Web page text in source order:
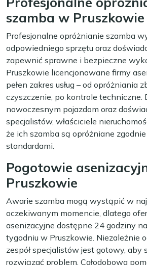
szamba w Pruszkowie
Profesjonalne opróżnianie szamba
odpowiedniego sprzętu oraz
zapewnić sprawne i bezpieczne
Pruszkowie licencjonowane firmy
pełen zakres usług – od opróżniania
czyszczenie, po kontrole techniczne.
nowoczesnym pojazdom oraz
specjalistów, właściciele
że ich szamba są opróżniane
standardami.
Pogotowie
Pruszkowie
Awarie szamba mogą wystąpić w
oczekiwanym momencie, dlatego
asenizacyjne dostępne 24 godziny
tygodniu w Pruszkowie. Niezależnie
zespół specjalistów jest gotowy, aby
rozwiązać problem. Całodobowa